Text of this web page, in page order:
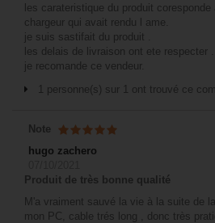
les carateristique du produit
chargeur qui avait rendu l ame.
je suis sastifait du produit .
les delais de livraison ont ete respecter .
je recomande ce vendeur.
1 personne(s) sur 1 ont trouvé ce
Note
hugo zachero
Produit de très bonne qualité
M'a vraiment sauvé la vie à la suite de
mon PC, cable trés long , donc très